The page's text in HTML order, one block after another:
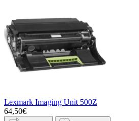
Lexmark Imaging Unit 500Z
64,50€